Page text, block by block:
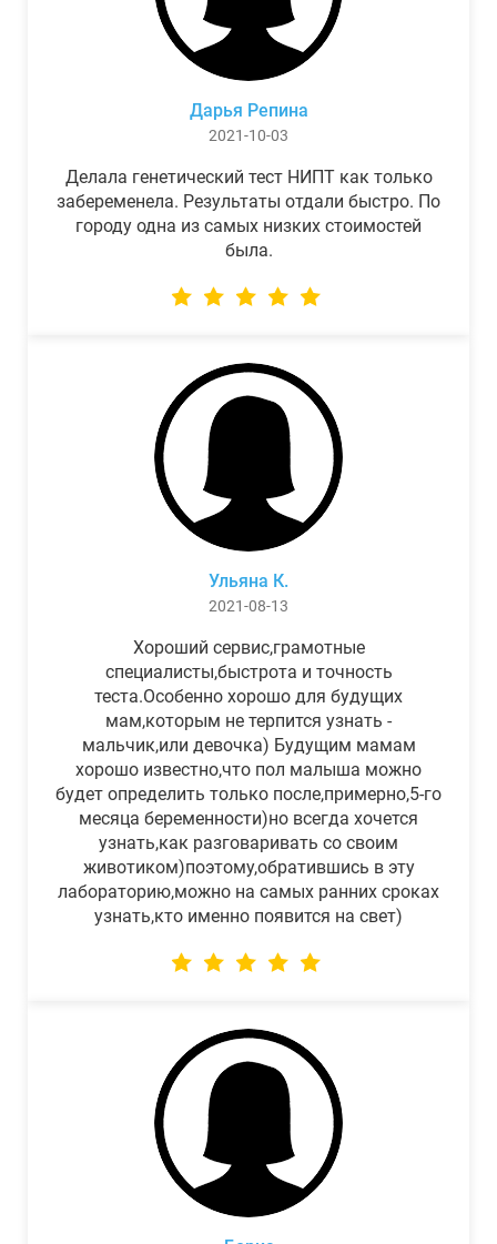
Дарья Репина
2021-10-03
Делала генетический тест НИПТ как только
забеременела. Результаты отдали быстро. По
городу одна из самых низких стоимостей
была.
Ульяна К.
2021-08-13
Хороший сервис,грамотные
специалисты,быстрота и точность
теста.Особенно хорошо для будущих
мам,которым не терпится узнать -
мальчик,или девочка) Будущим мамам
хорошо известно,что пол малыша можно
будет определить только после,примерно,5-го
месяца беременности)но всегда хочется
узнать,как разговаривать со своим
животиком)поэтому,обратившись в эту
лабораторию,можно на самых ранних сроках
узнать,кто именно появится на свет)